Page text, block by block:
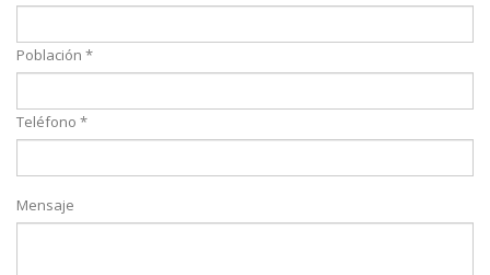
Población *
Teléfono *
Mensaje